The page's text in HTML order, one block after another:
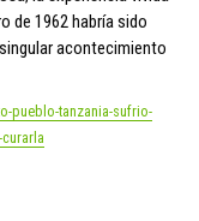
de 1962 habría sido
acontecimiento
pueblo-tanzania-sufrio-